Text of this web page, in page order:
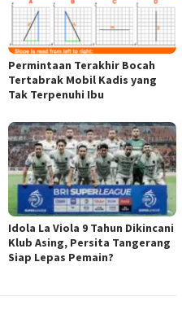
Permintaan Terakhir Bocah
Tertabrak Mobil Kadis yang
Tak Terpenuhi Ibu
Idola La Viola 9 Tahun Dikincani
Klub Asing, Persita Tangerang
Siap Lepas Pemain?